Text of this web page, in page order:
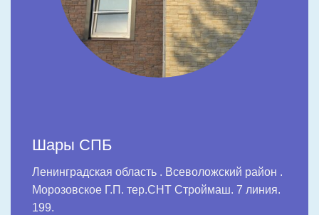
Шары СПБ
Ленинградская область . Всеволожский район .
Морозовское Г.П. тер.СНТ Строймаш. 7 линия.
199.